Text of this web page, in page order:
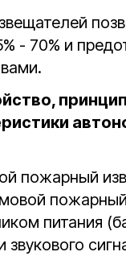
- 70% и
пожарный
питания